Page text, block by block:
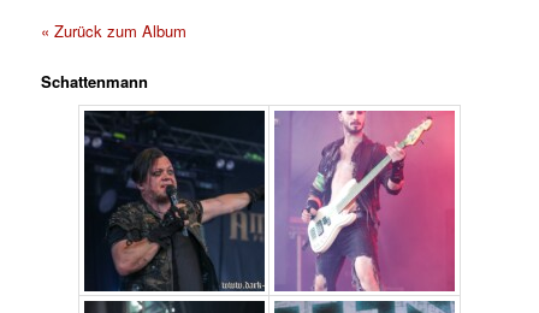
« Zurück zum Album
Schattenmann